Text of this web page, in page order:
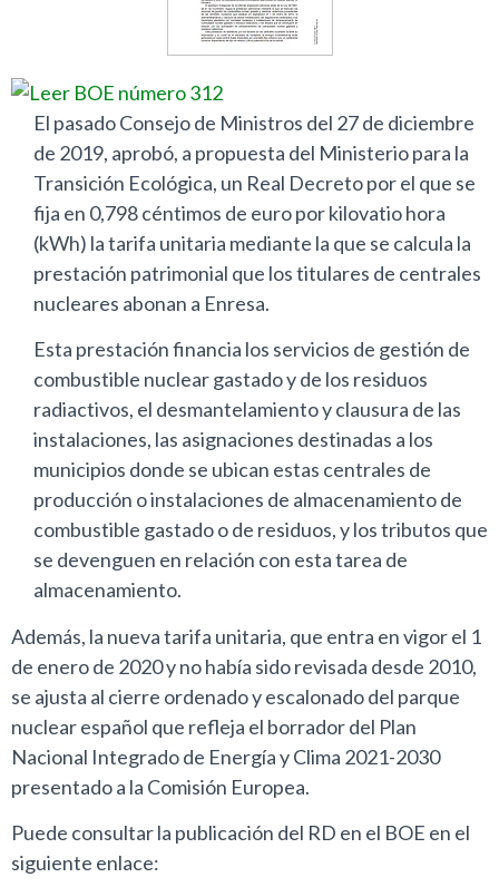
El pasado Consejo de Ministros del 27 de diciembre
de 2019, aprobó, a propuesta del Ministerio para la
Transición Ecológica, un Real Decreto por el que se
fija en 0,798 céntimos de euro por kilovatio hora
(kWh) la tarifa unitaria mediante la que se calcula la
prestación patrimonial que los titulares de centrales
nucleares abonan a Enresa.
Esta prestación financia los servicios de gestión de
combustible nuclear gastado y de los residuos
radiactivos, el desmantelamiento y clausura de las
instalaciones, las asignaciones destinadas a los
municipios donde se ubican estas centrales de
producción o instalaciones de almacenamiento de
combustible gastado o de residuos, y los tributos que
se devenguen en relación con esta tarea de
almacenamiento.
Además, la nueva tarifa unitaria, que entra en vigor el 1
de enero de 2020 y no había sido revisada desde 2010,
se ajusta al cierre ordenado y escalonado del parque
nuclear español que refleja el borrador del Plan
Nacional Integrado de Energía y Clima 2021-2030
presentado a la Comisión Europea.
Puede consultar la publicación del RD en el BOE en el
siguiente enlace: